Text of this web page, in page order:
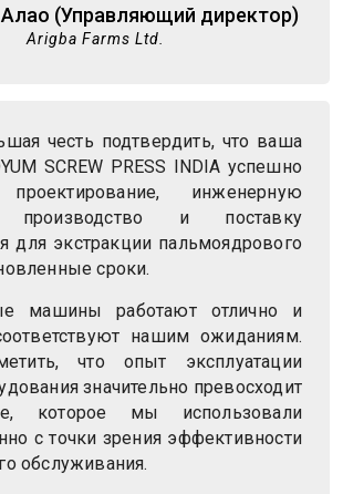
(Управляющий директор)
Arigba Farms Ltd.
честь подтвердить, что ваша
SCREW PRESS INDIA успешно
инженерную
производство и поставку
для экстракции пальмоядрового
сроки.
машины работают отлично и
нашим ожиданиям.
что опыт эксплуатации
значительно превосходит
которое мы использовали
с точки зрения эффективности
обслуживания.